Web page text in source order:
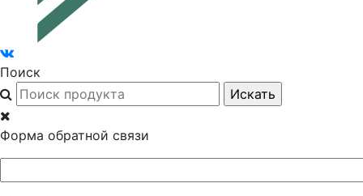
Поиск
Форма обратной связи